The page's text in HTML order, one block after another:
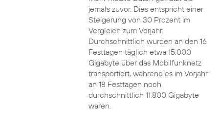
jemals zuvor. Dies entspricht einer
Steigerung von 30 Prozent im
Vergleich zum Vorjahr.
Durchschnittlich wurden an den 16
Festtagen täglich etwa 15.000
Gigabyte über das Mobilfunknetz
transportiert, während es im Vorjahr
an 18 Festtagen noch
durchschnittlich 11.800 Gigabyte
waren.